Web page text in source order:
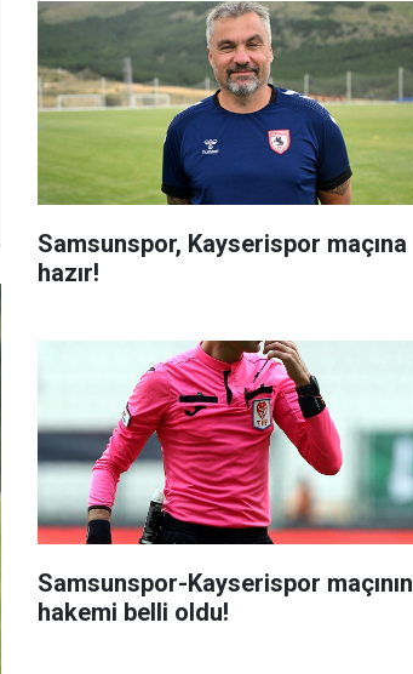
Samsunspor, Kayserispor maçına
hazır!
Samsunspor-Kayserispor maçının
hakemi belli oldu!